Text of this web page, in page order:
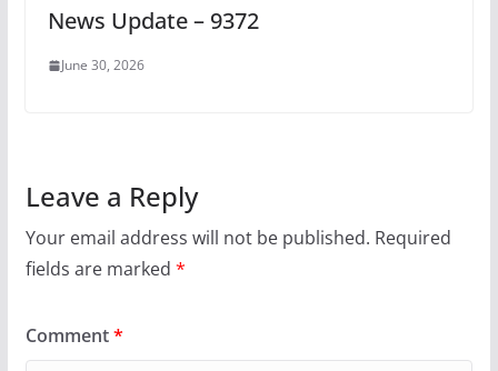
News Update – 9372
June 30, 2026
Leave a Reply
Your email address will not be published. Required
fields are marked *
Comment*